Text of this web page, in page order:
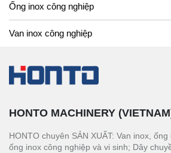
Ống inox công nghiệp
Van inox công nghiệp
HONTO MACHINERY
HONTO chuyên SẢN XUẤT: Van inox,
ống inox công nghiệp và vi sinh; Dây